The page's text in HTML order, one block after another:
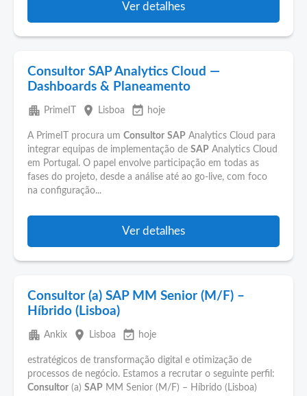
Ver detalhes
Consultor SAP Analytics Cloud —
Dashboards & Planeamento
apartment PrimeIT place Lisboa event_available hoje
A PrimeIT procura um Consultor SAP Analytics Cloud para
integrar equipas de implementação de SAP Analytics Cloud
em Portugal. O papel envolve participação em todas as
fases do projeto, desde a análise até ao go-live, com foco
na configuração...
Ver detalhes
Consultor (a) SAP MM Senior (M/F) –
Híbrido (Lisboa)
apartment Ankix place Lisboa event_available hoje
estratégicos de transformação digital e otimização de
processos de negócio. Estamos a recrutar o seguinte perfil:
Consultor (a) SAP MM Senior (M/F) – Híbrido (Lisboa)